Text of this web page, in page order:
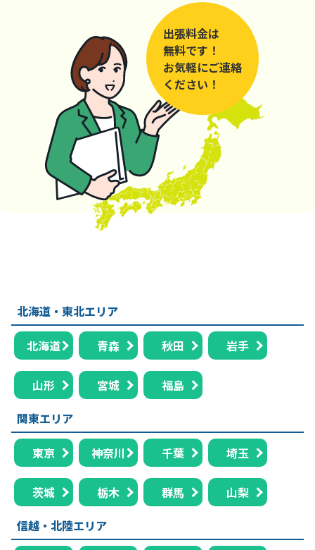
出張料金は
無料です！
お気軽にご連絡
ください！
北海道・東北エリア
北海道 青森 秋田 岩手
山形 宮城
福島
関東エリア
東京 神奈川 千葉 埼玉
茨城 栃木 群馬
山梨
信越・北陸エリア